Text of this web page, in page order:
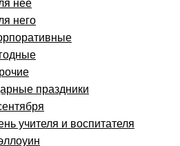
него
праздники
учителя и воспитателя